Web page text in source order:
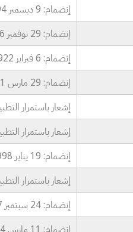
إنضمام: 9 ديسمبر 1994
إنضمام: 29 نوفمبر 1996
إنضمام: 6 فبراير 1922
إنضمام: 29 مارس 1911
إشعار باستمرار التطبيق: 2
إشعار باستمرار التطبيق: 4
إنضمام: 19 يناير 1998
إشعار باستمرار التطبيق: 18
إنضمام: 24 سبتمبر 1997
إنضمام: 11 مارس 2004